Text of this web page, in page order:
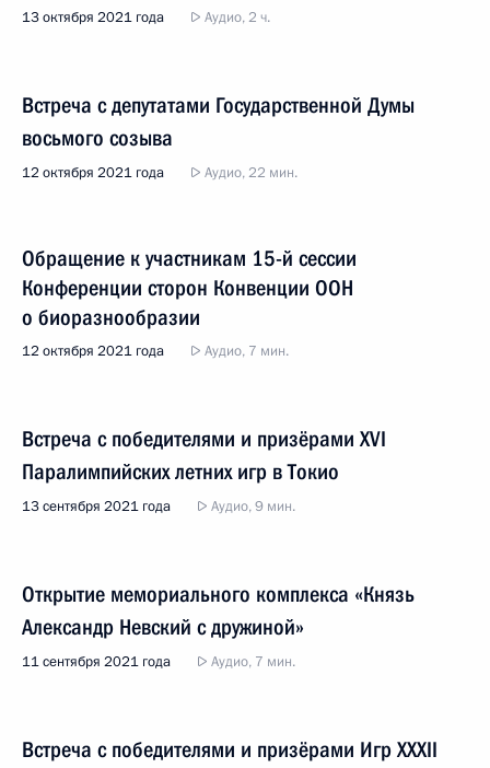
13 октября 2021 года Аудио, 2 ч.
Встреча с депутатами Государственной Думы
восьмого созыва
12 октября 2021 года Аудио, 22 мин.
Обращение к участникам 15-й сессии
Конференции сторон Конвенции ООН
о биоразнообразии
12 октября 2021 года Аудио, 7 мин.
Встреча с победителями и призёрами ХVI
Паралимпийских летних игр в Токио
13 сентября 2021 года Аудио, 9 мин.
Открытие мемориального комплекса «Князь
Александр Невский с дружиной»
11 сентября 2021 года Аудио, 7 мин.
Встреча с победителями и призёрами Игр XXXII